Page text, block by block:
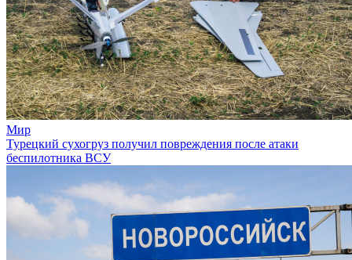
Мир
Турецкий сухогруз получил повреждения после атаки
беспилотника ВСУ